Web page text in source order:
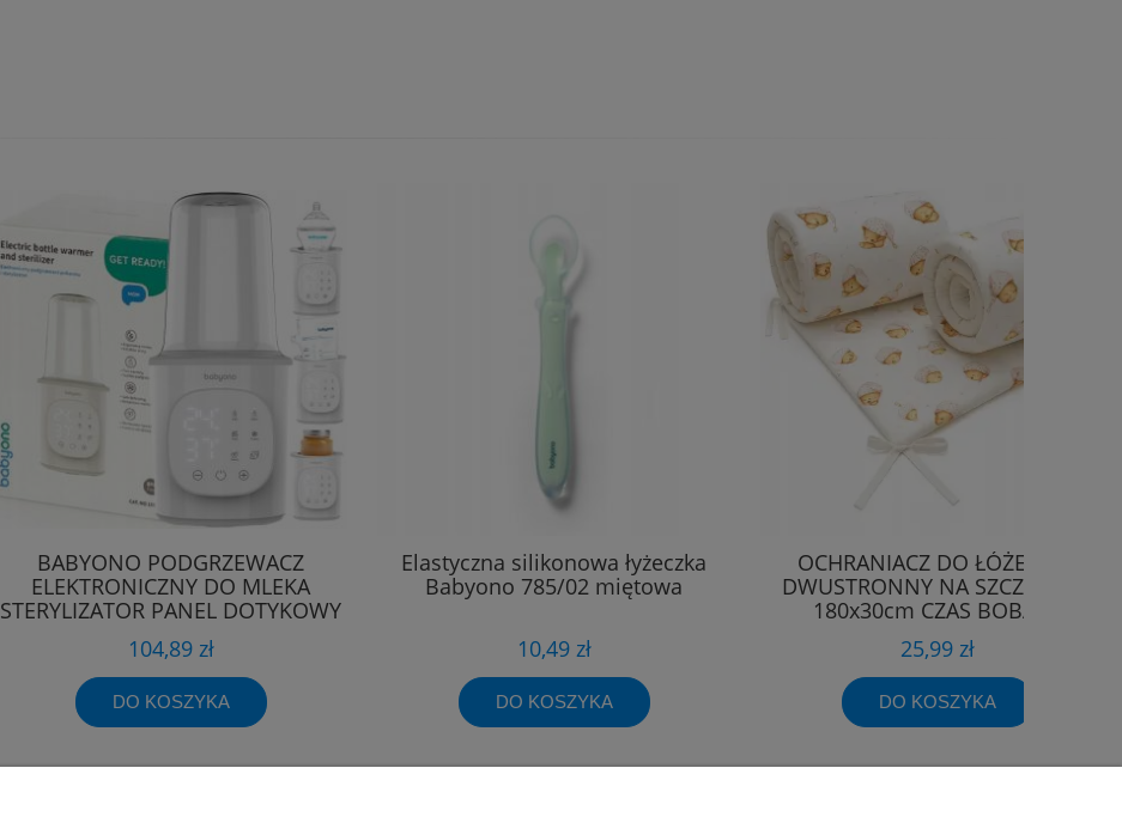
BABYONO PODGRZEWACZ
ELEKTRONICZNY DO MLEKA
STERYLIZATOR PANEL DOTYKOWY
104,89 zł
DO KOSZYKA
Elastyczna silikonowa łyżeczka
Babyono 785/02 miętowa
10,49 zł
DO KOSZYKA
OCHRANIACZ DO ŁÓŻECZKA
DWUSTRONNY NA SZCZEBELKI
180x30cm CZAS BOBASA
25,99 zł
DO KOSZYKA